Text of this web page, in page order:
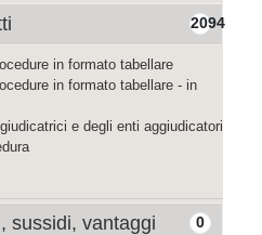
2094
in formato tabellare
in formato tabellare - in
e degli enti aggiudicatori
0
sussidi, vantaggi